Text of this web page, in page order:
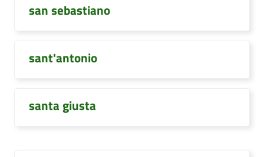
san sebastiano
sant'antonio
santa giusta